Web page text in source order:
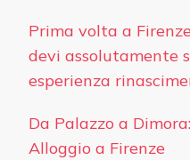
Prima volta a
devi assolutamente
esperienza
Da Palazzo a
Alloggio a Firenze